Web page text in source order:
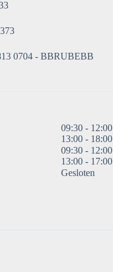
0704 - BBRUBEBB
09:30 - 12:00
13:00 - 18:00
09:30 - 12:00
13:00 - 17:00
Gesloten